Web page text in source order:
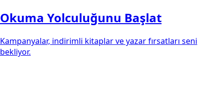
Okuma Yolculuğunu Başlat
Kampanyalar, indirimli kitaplar ve yazar fırsatları seni
bekliyor.